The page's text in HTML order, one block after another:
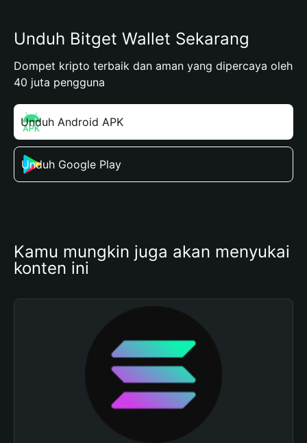
Unduh Bitget Wallet Sekarang
Dompet kripto terbaik dan aman yang dipercaya oleh
40 juta pengguna
Unduh Android APK
Unduh Google Play
Kamu mungkin juga akan menyukai
konten ini